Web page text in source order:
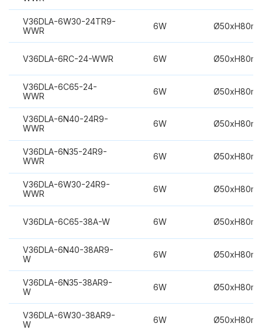
V36DLA-6W30-24TR9-
WWR
6W
V36DLA-6RC-24-WWR 6W
V36DLA-6C65-24-
WWR
6W
V36DLA-6N40-24R9-
WWR
6W
V36DLA-6N35-24R9-
WWR
6W
V36DLA-6W30-24R9-
WWR
6W
V36DLA-6C65-38A-W 6W
V36DLA-6N40-38AR9-
W
6W
V36DLA-6N35-38AR9-
W
6W
V36DLA-6W30-38AR9-
W
6W